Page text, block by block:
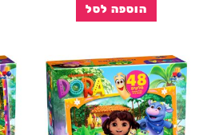
הוספה לסל